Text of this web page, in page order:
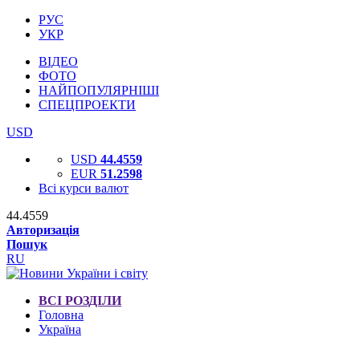
РУС
УКР
ВІДЕО
ФОТО
НАЙПОПУЛЯРНІШІ
СПЕЦПРОЕКТИ
USD
USD 44.4559
EUR 51.2598
Всі курси валют
44.4559
Авторизація
Пошук
RU
ВСІ РОЗДІЛИ
Головна
Україна